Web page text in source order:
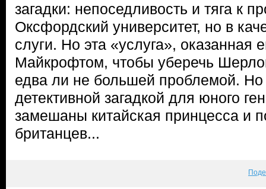
загадки: непоседливость и тяга к
Оксфордский университет, но в
слуги. Но эта «услуга», оказанная
Майкрофтом, чтобы уберечь
едва ли не большей проблемой. Но
детективной загадкой для юного
замешаны китайская принцесса и
британцев...